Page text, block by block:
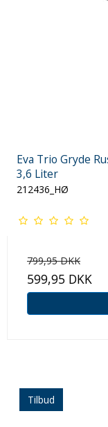
Eva Trio Gryde
3,6 Liter
212436_HØ
799,95 DKK
599,95 DKK
Tilbud